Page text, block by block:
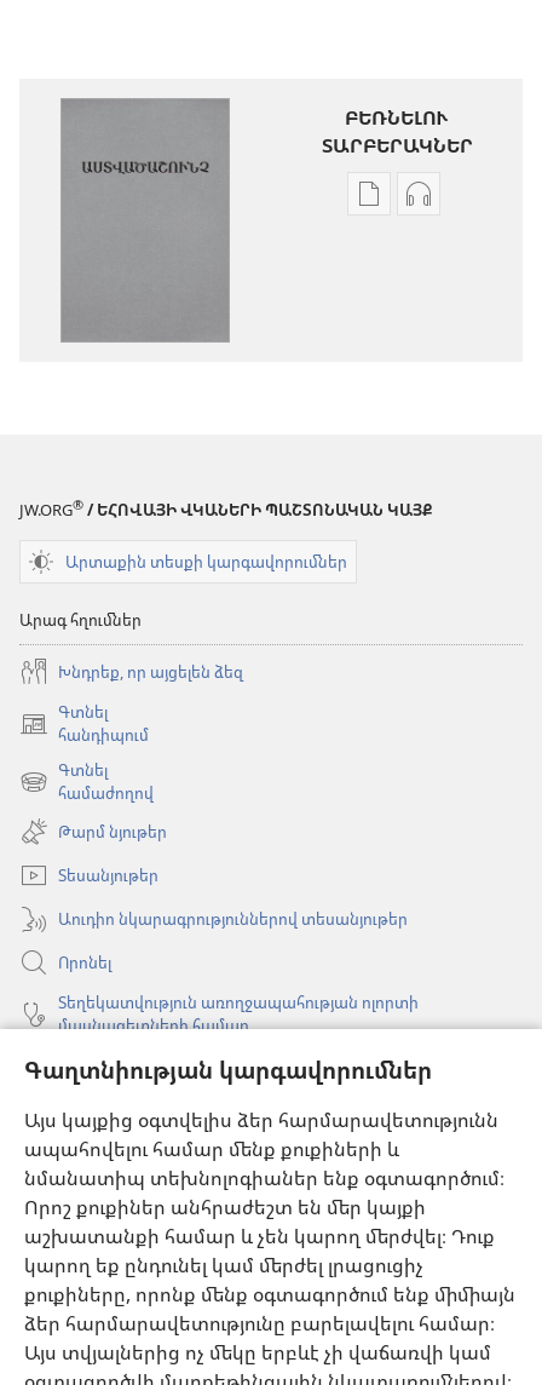
Գաղտնիության կարգավորումներ
Այս կայքից օգտվելիս ձեր հարմարավետությունն
ապահովելու համար մենք քուքիների և
նմանատիպ տեխնոլոգիաներ ենք օգտագործում։
Որոշ քուքիներ անհրաժեշտ են մեր կայքի
աշխատանքի համար և չեն կարող մերժվել։ Դուք
կարող եք ընդունել կամ մերժել լրացուցիչ
քուքիները, որոնք մենք օգտագործում ենք միմիայն
ձեր հարմարավետությունը բարելավելու համար։
Այս տվյալներից ոչ մեկը երբևէ չի վաճառվի կամ
ԲԵՌՆԵԼՈՒ
ՏԱՐԲԵՐԱԿՆԵՐ
Թվային
JW.ORG® / ԵՀՈՎԱՅԻ ՎԿԱՆԵՐԻ ՊԱՇՏՈՆԱԿԱՆ ԿԱՅՔ
Արտաքին տեսքի կարգավորումներ
Արագ հղումներ
Խնդրեք, որ այցելեն ձեզ
Գտնել
հանդիպում
(բացվում
նոր
պատուհան)
Գտնել
համաժողով
(բացվում
նոր
պատուհան)
Թարմ նյութեր
Տեսանյութեր
Աուդիո նկարագրություններով տեսանյութեր
Որոնել
Տեղեկատվություն առողջապահության ոլորտի
մասնագետների համար
Գլոբալ հաղորդակցություն
Օգնություն
Նվիրատվություններ
(բացվում
է
նոր
պատուհան)
Դիտարանի ՕՆԼԱՅՆ ԳՐԱԴԱՐԱՆ
(բացվում
է
նոր
պատուհան)
JW Hub
(բացվում
է
նոր
պատուհան)
JW Library® հավելված